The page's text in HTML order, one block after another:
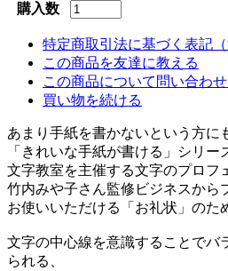
購入数
特定商取引法に基づく表記（
この商品を友達に教える
この商品について問い合わ
買い物を続ける
あまり手紙を書かないという方に
「きれいな手紙が書ける」シリー
文字教室を主催する文字のプロフ
竹内みや子さん監修ビジネスから
お使いいただける「お礼状」のた
文字の中心線を意識することでバ
られる、